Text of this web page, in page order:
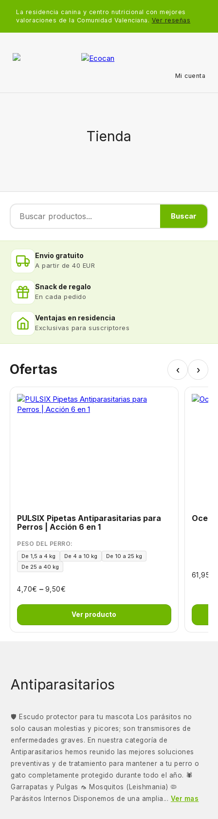
La residencia canina y centro nutricional con mejores
valoraciones de la Comunidad Valenciana. Ver reseñas
Mi cuenta
Tienda
Buscar
Envio gratuito
A partir de 40 EUR
Snack de regalo
En cada pedido
Ventajas en residencia
Exclusivas para suscriptores
Ofertas ‹ ›
PULSIX Pipetas Antiparasitarias para
Perros | Acción 6 en 1
PESO DEL PERRO:
De 1,5 a 4 kg De 4 a 10 kg
De 10 a 25 kg
De 25 a 40 kg
4,70€ – 9,50€
Ver producto
61,95
Antiparasitarios
🛡️ Escudo protector para tu mascota Los parásitos no
solo causan molestias y picores; son transmisores de
enfermedades graves. En nuestra categoría de
Antiparasitarios hemos reunido las mejores soluciones
preventivas y de tratamiento para mantener a tu perro o
gato completamente protegido durante todo el año. 🕷️
Garrapatas y Pulgas 🦟 Mosquitos (Leishmania) 🦠
Parásitos Internos Disponemos de una amplia... Ver mas